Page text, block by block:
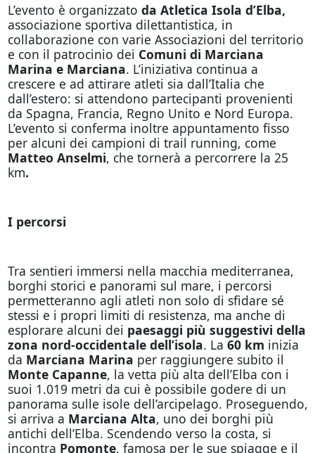
L’evento è organizzato da Atletica Isola d’Elba,
associazione sportiva dilettantistica, in
collaborazione con varie Associazioni del territorio
e con il patrocinio dei Comuni di Marciana
Marina e Marciana. L’iniziativa continua a
crescere e ad attirare atleti sia dall’Italia che
dall’estero: si attendono partecipanti provenienti
da Spagna, Francia, Regno Unito e Nord Europa.
L’evento si conferma inoltre appuntamento fisso
per alcuni dei campioni di trail running, come
Matteo Anselmi, che tornerà a percorrere la 25
km.
I percorsi
Tra sentieri immersi nella macchia mediterranea,
borghi storici e panorami sul mare, i percorsi
permetteranno agli atleti non solo di sfidare sé
stessi e i propri limiti di resistenza, ma anche di
esplorare alcuni dei paesaggi più suggestivi della
zona nord-occidentale dell’isola. La 60 km inizia
da Marciana Marina per raggiungere subito il
Monte Capanne, la vetta più alta dell’Elba con i
suoi 1.019 metri da cui è possibile godere di un
panorama sulle isole dell’arcipelago. Proseguendo,
si arriva a Marciana Alta, uno dei borghi più
antichi dell’Elba. Scendendo verso la costa, si
incontra Pomonte, famosa per le sue spiagge e il